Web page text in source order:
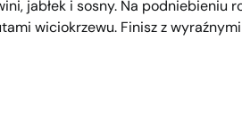
jabłek i sosny. Na podniebieniu
wiciokrzewu. Finisz z